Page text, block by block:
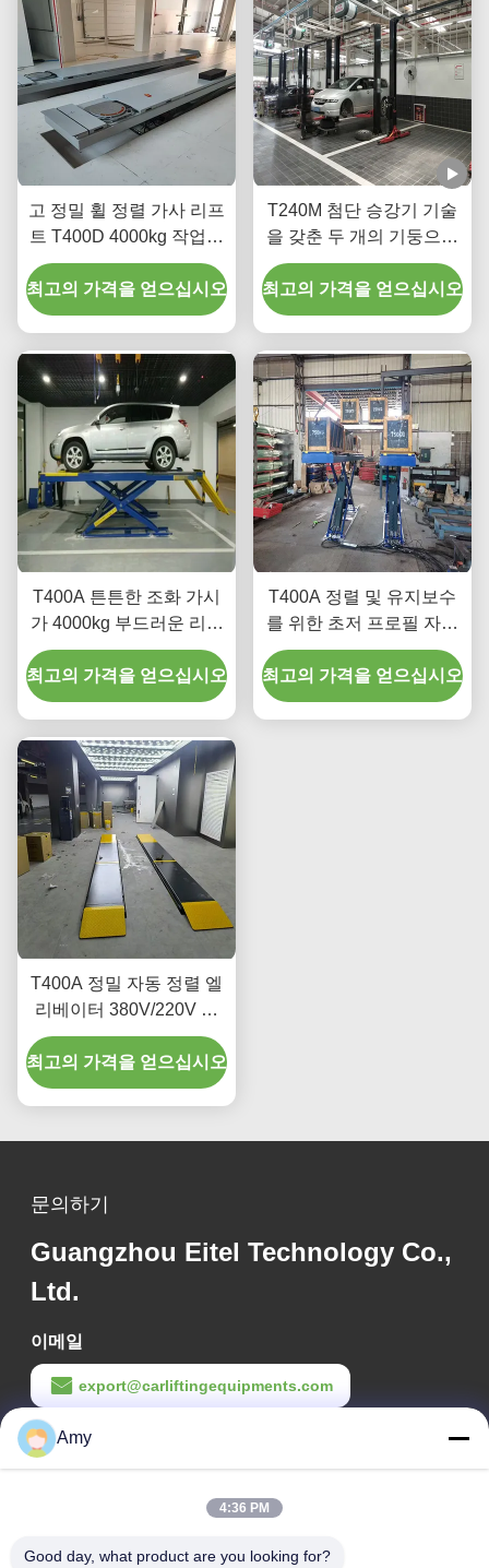
고 정밀 휠 정렬 가사 리프
트 T400D 4000kg 작업실
용량
최고의 가격을 얻으십시오
T240M 첨단 승강기 기술
을 갖춘 두 개의 기둥으로
된 갱트리 자동차 승강장
치
최고의 가격을 얻으십시오
T400A 튼튼한 조화 가시
가 4000kg 부드러운 리프
팅
최고의 가격을 얻으십시오
T400A 정렬 및 유지보수
를 위한 초저 프로필 자동
차 리프팅 장비
최고의 가격을 얻으십시오
T400A 정밀 자동 정렬 엘
리베이터 380V/220V 저
프로필 디자인
최고의 가격을 얻으십시오
문의하기
Guangzhou Eitel Technology Co.,
Ltd.
이메일
export@carliftingequipments.com
작업 시간
09:00-18:00
회사 주소
Amy
4:36 PM
Good day, what product are you looking for?